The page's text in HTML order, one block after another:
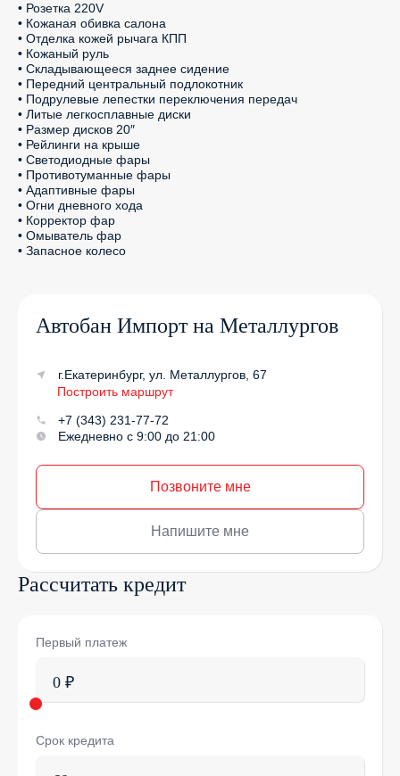
• Розетка 220V
• Кожаная обивка салона
• Отделка кожей рычага КПП
• Кожаный руль
• Складывающееся заднее сидение
• Передний центральный подлокотник
• Подрулевые лепестки переключения передач
• Литые легкосплавные диски
• Размер дисков 20″
• Рейлинги на крыше
• Светодиодные фары
• Противотуманные фары
• Адаптивные фары
• Огни дневного хода
• Корректор фар
• Омыватель фар
• Запасное колесо
Автобан Импорт на Металлургов
г.Екатеринбург, ул. Металлургов, 67
Построить маршрут
+7 (343) 231-77-72
Ежедневно с 9:00 до 21:00
Позвоните мне
Напишите мне
Рассчитать кредит
Первый платеж
0 ₽
Срок кредита